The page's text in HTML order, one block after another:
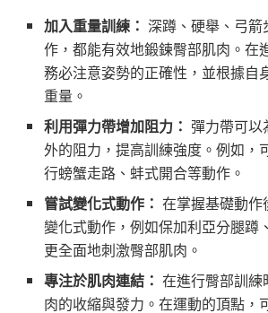
加入重量訓練： 深蹲、硬舉、弓箭
作，都能有效地鍛鍊臀部肌肉。在
務必注意姿勢的正確性，並根據自
重量。
利用彈力帶增加阻力： 彈力帶可
外的阻力，提高訓練強度。例如，
行螃蟹走路、蚌式開合等動作。
嘗試變化式動作： 在掌握基礎動
變化式動作，例如保加利亞分腿蹲
更全面地刺激臀部肌肉。
專注於肌肉連結： 在進行臀部訓
肉的收縮與發力。在運動的頂點，